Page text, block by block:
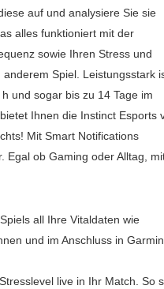
auf und analysiere Sie sie
alles funktioniert mit der
sowie Ihren Stress und
Spiel. Leistungsstark
und sogar bis zu 14 Tage im
Ihnen die Instinct Esports
Mit Smart Notifications
Egal ob Gaming oder Alltag,
all Ihre Vitaldaten wie
und im Anschluss in Garmin
live in Ihr Match. So